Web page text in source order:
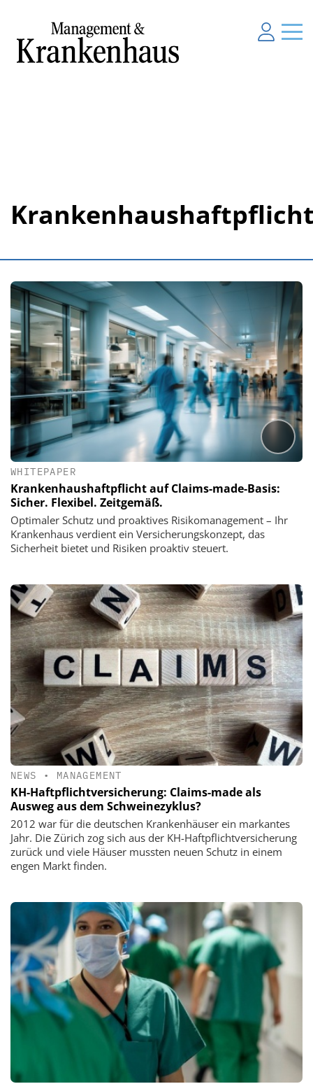
WHITEPAPER
Krankenhaushaftpflicht auf Claims-made-Basis:
Sicher. Flexibel. Zeitgemäß.
Optimaler Schutz und proaktives Risikomanagement – Ihr
Krankenhaus verdient ein Versicherungskonzept, das
Sicherheit bietet und Risiken proaktiv steuert.
NEWS • MANAGEMENT
KH-Haftpflichtversicherung: Claims-made als
Ausweg aus dem Schweinezyklus?
2012 war für die deutschen Krankenhäuser ein markantes
Jahr. Die Zürich zog sich aus der KH-Haftpflichtversicherung
zurück und viele Häuser mussten neuen Schutz in einem
engen Markt finden.